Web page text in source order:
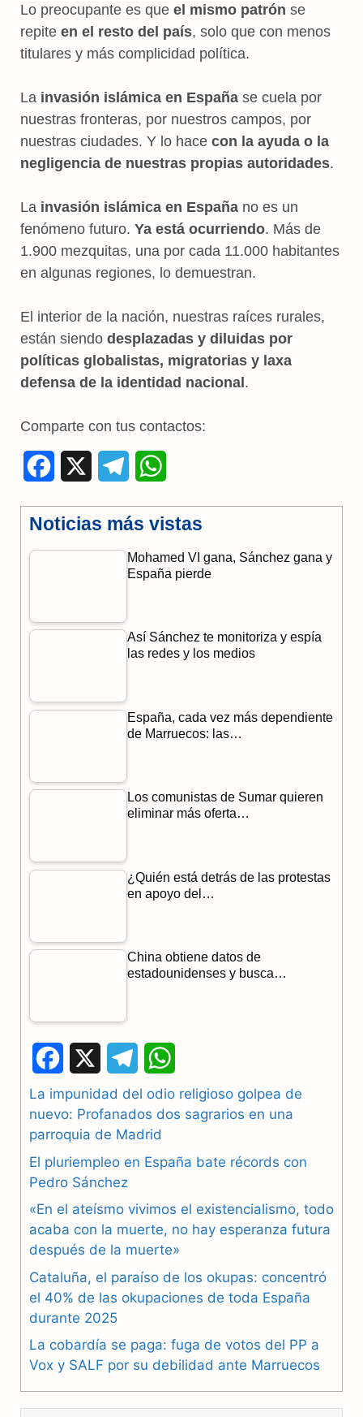
Lo preocupante es que el mismo patrón se
repite en el resto del país, solo que con menos
titulares y más complicidad política.
La invasión islámica en España se cuela por
nuestras fronteras, por nuestros campos, por
nuestras ciudades. Y lo hace con la ayuda o la
negligencia de nuestras propias autoridades.
La invasión islámica en España no es un
fenómeno futuro. Ya está ocurriendo. Más de
1.900 mezquitas, una por cada 11.000 habitantes
en algunas regiones, lo demuestran.
El interior de la nación, nuestras raíces rurales,
están siendo desplazadas y diluidas por
políticas globalistas, migratorias y laxa
defensa de la identidad nacional.
Comparte con tus contactos:
c
o
l
e
a
a
t
p
Noticias más vistas
Mohamed VI gana, Sánchez gana y
España pierde
Así Sánchez te monitoriza y espía
las redes y los medios
España, cada vez más dependiente
de Marruecos: las…
Los comunistas de Sumar quieren
eliminar más oferta…
¿Quién está detrás de las protestas
en apoyo del…
China obtiene datos de
estadounidenses y busca…
a
c
b
o
o
k
e
l
r
a
m
h
a
A
p
p
La impunidad del odio religioso golpea de
nuevo: Profanados dos sagrarios en una
parroquia de Madrid
El pluriempleo en España bate récords con
Pedro Sánchez
«En el ateísmo vivimos el existencialismo, todo
acaba con la muerte, no hay esperanza futura
después de la muerte»
Cataluña, el paraíso de los okupas: concentró
el 40% de las okupaciones de toda España
durante 2025
La cobardía se paga: fuga de votos del PP a
Vox y SALF por su debilidad ante Marruecos